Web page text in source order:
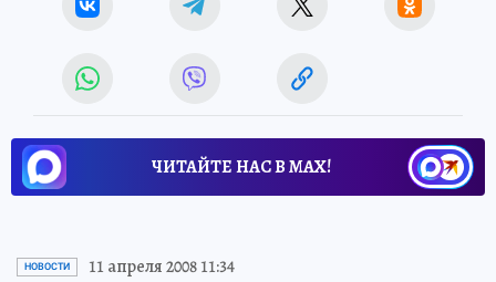
ЧИТАЙТЕ НАС В МАХ!
НОВОСТИ 11 апреля 2008 11:34